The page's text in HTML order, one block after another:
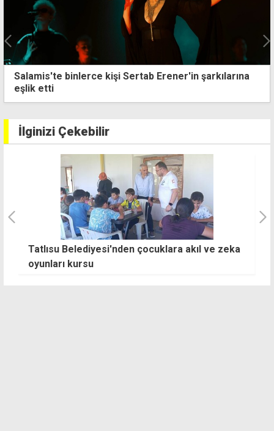
Emekli Başsavcı Aşkan İlgen yaşamını yitirdi
İlginizi Çekebilir
Tatlısu Belediyesi'nden çocuklara akıl ve zeka
oyunları kursu